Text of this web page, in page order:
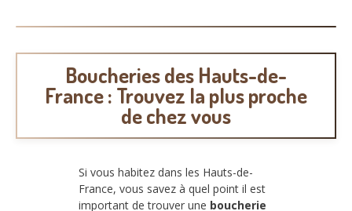
Boucheries des Hauts-de-
France : Trouvez la plus proche
de chez vous
Si vous habitez dans les Hauts-de-
France, vous savez à quel point il est
important de trouver une boucherie